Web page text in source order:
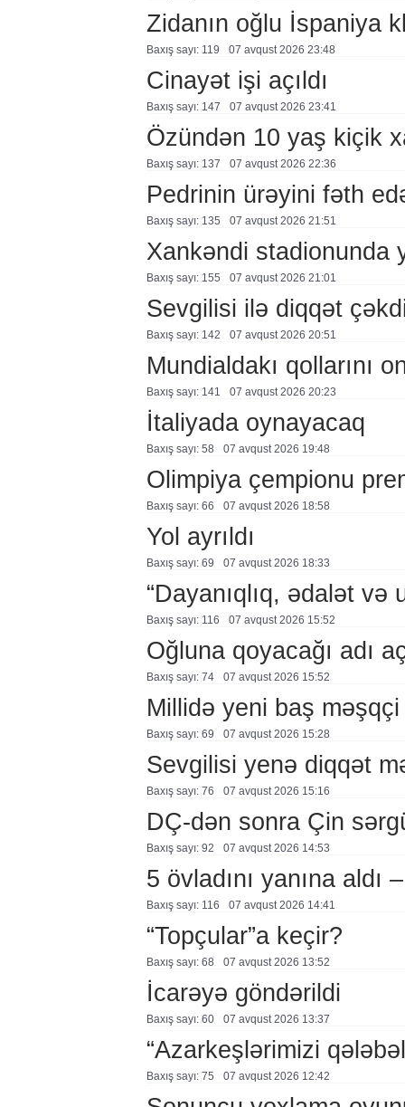
Zidanın oğlu İspaniya
Baxış sayı: 119 07 avqust 2026 23:48
Cinayət işi açıldı
Baxış sayı: 147 07 avqust 2026 23:41
Özündən 10 yaş kiçik
Baxış sayı: 137 07 avqust 2026 22:36
Pedrinin ürəyini fəth
Baxış sayı: 135 07 avqust 2026 21:51
Xankəndi stadionunda
Baxış sayı: 155 07 avqust 2026 21:01
Sevgilisi ilə diqqət
Baxış sayı: 142 07 avqust 2026 20:51
Mundialdakı qollarını
Baxış sayı: 141 07 avqust 2026 20:23
İtaliyada oynayacaq
Baxış sayı: 58 07 avqust 2026 19:48
Olimpiya çempionu
Baxış sayı: 66 07 avqust 2026 18:58
Yol ayrıldı
Baxış sayı: 69 07 avqust 2026 18:33
“Dayanıqlıq, ədalət
Baxış sayı: 116 07 avqust 2026 15:52
Oğluna qoyacağı adı
Baxış sayı: 74 07 avqust 2026 15:52
Millidə yeni baş məşqçi
Baxış sayı: 69 07 avqust 2026 15:28
Sevgilisi yenə diqqət
Baxış sayı: 76 07 avqust 2026 15:16
DÇ-dən sonra Çin
Baxış sayı: 92 07 avqust 2026 14:53
5 övladını yanına aldı
Baxış sayı: 116 07 avqust 2026 14:41
“Topçular”a keçir?
Baxış sayı: 68 07 avqust 2026 13:52
İcarəyə göndərildi
Baxış sayı: 60 07 avqust 2026 13:37
“Azarkeşlərimizi
Baxış sayı: 75 07 avqust 2026 12:42